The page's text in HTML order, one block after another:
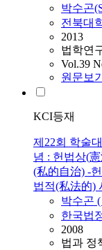
박수곤
전북대
2013
법학연
Vol.39
원문보기
KCI등재
제22회 학술
념 : 헌법상(
(私的自治) -
법적(私法的)
박수곤
한국법
2008
법과 정